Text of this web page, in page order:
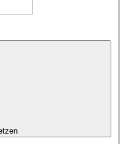
Garagenlüftung